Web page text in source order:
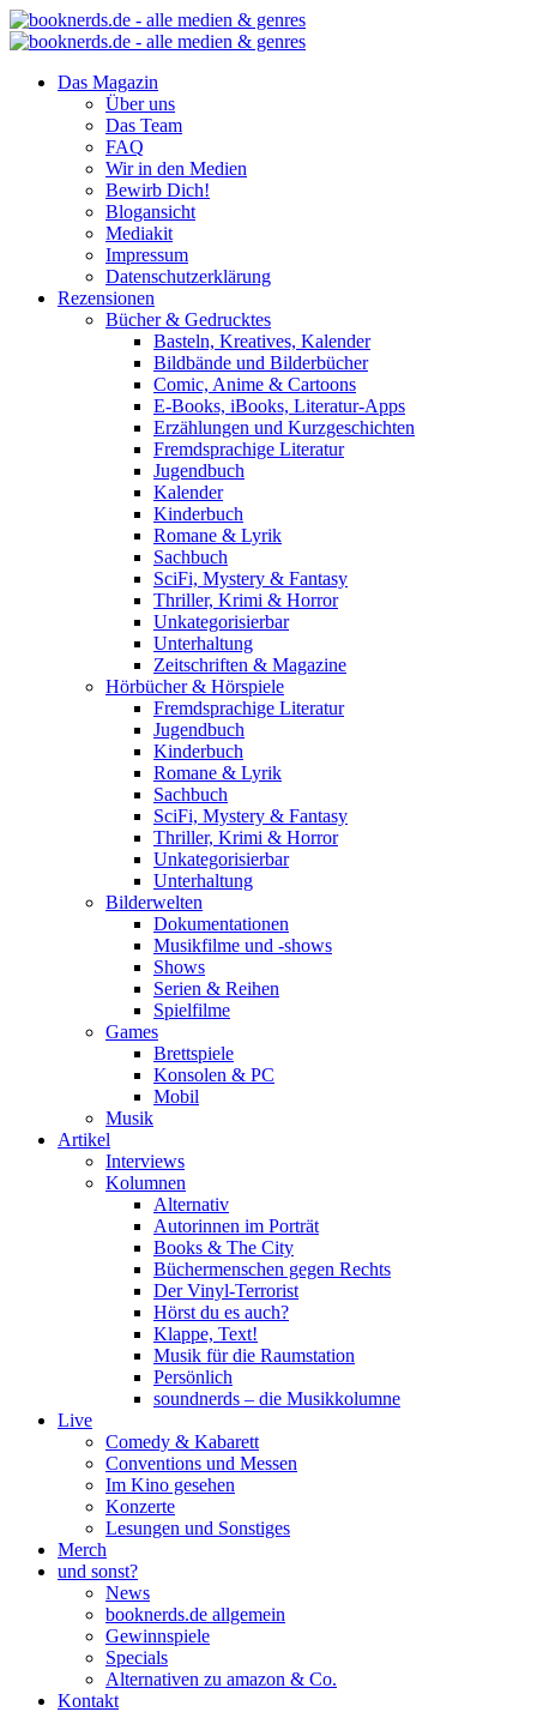
Das Magazin
Über uns
Das Team
FAQ
Wir in den Medien
Bewirb Dich!
Blogansicht
Mediakit
Impressum
Datenschutzerklärung
Rezensionen
Bücher & Gedrucktes
Basteln, Kreatives, Kalender
Bildbände und Bilderbücher
Comic, Anime & Cartoons
E-Books, iBooks, Literatur-Apps
Erzählungen und Kurzgeschichten
Fremdsprachige Literatur
Jugendbuch
Kalender
Kinderbuch
Romane & Lyrik
Sachbuch
SciFi, Mystery & Fantasy
Thriller, Krimi & Horror
Unkategorisierbar
Unterhaltung
Zeitschriften & Magazine
Hörbücher & Hörspiele
Fremdsprachige Literatur
Jugendbuch
Kinderbuch
Romane & Lyrik
Sachbuch
SciFi, Mystery & Fantasy
Thriller, Krimi & Horror
Unkategorisierbar
Unterhaltung
Bilderwelten
Dokumentationen
Musikfilme und -shows
Shows
Serien & Reihen
Spielfilme
Games
Brettspiele
Konsolen & PC
Mobil
Musik
Artikel
Interviews
Kolumnen
Alternativ
Autorinnen im Porträt
Books & The City
Büchermenschen gegen Rechts
Der Vinyl-Terrorist
Hörst du es auch?
Klappe, Text!
Musik für die Raumstation
Persönlich
soundnerds – die Musikkolumne
Live
Comedy & Kabarett
Conventions und Messen
Im Kino gesehen
Konzerte
Lesungen und Sonstiges
Merch
und sonst?
News
booknerds.de allgemein
Gewinnspiele
Specials
Alternativen zu amazon & Co.
Kontakt